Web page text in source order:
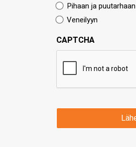
Pihaan ja puutarhaan
Veneilyyn
CAPTCHA